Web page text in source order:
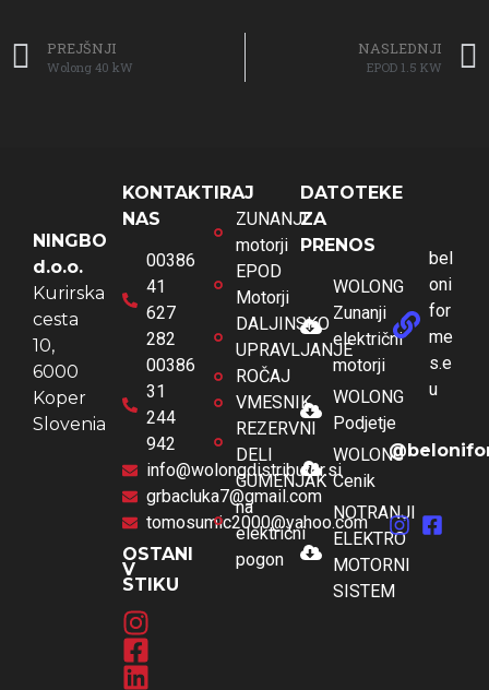
PREJŠNJI
Wolong 40 kW
NASLEDNJI
EPOD 1.5 KW
NINGBO
d.o.o.
Kurirska
cesta
10,
6000
Koper
Slovenia
KONTAKTIRAJ
NAS
00386
41
627
282
00386
31
244
942
info@wolongdistributor.si
grbacluka7@gmail.com
tomosumic2000@yahoo.com
OSTANI
V
STIKU
ZUNANJI
motorji
EPOD
Motorji
DALJINSKO
UPRAVLJANJE
ROČAJ
VMESNIK
REZERVNI
DELI
GUMENJAK
na
električni
pogon
DATOTEKE
ZA
PRENOS
WOLONG
Zunanji
električni
motorji
WOLONG
Podjetje
WOLONG
Cenik
NOTRANJI
ELEKTRO
MOTORNI
SISTEM
bel
oni
for
me
s.e
u